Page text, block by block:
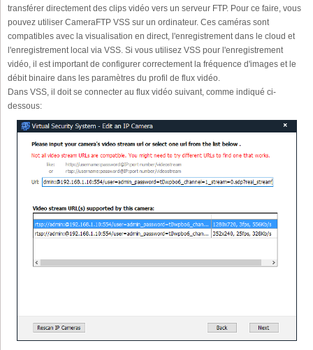
transférer directement des clips vidéo vers un serveur FTP. Pour ce faire, vous
pouvez utiliser CameraFTP VSS sur un ordinateur. Ces caméras sont
compatibles avec la visualisation en direct, l'enregistrement dans le cloud et
l'enregistrement local via VSS. Si vous utilisez VSS pour l'enregistrement
vidéo, il est important de configurer correctement la fréquence d'images et le
débit binaire dans les paramètres du profil de flux vidéo.
Dans VSS, il doit se connecter au flux vidéo suivant, comme indiqué ci-
dessous: